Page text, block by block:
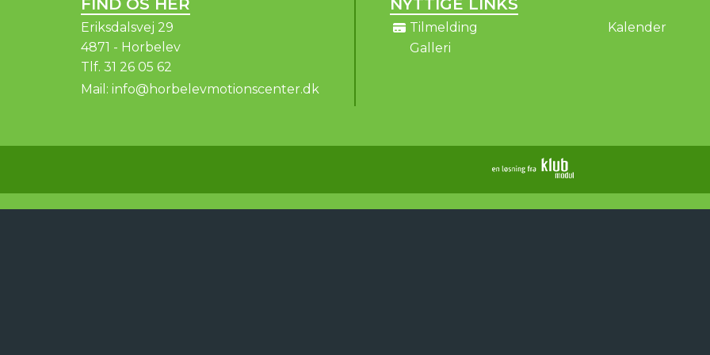
FIND OS HER
Eriksdalsvej 29
4871 - Horbelev
Tlf. 31 26 05 62
Mail: info@horbelevmotionscenter.dk
NYTTIGE LINKS
Tilmelding Kalender
Galleri